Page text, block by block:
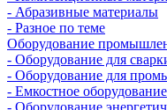
- Абразивные материалы
- Разное по теме
Оборудование
- Оборудование для
- Оборудование для
- Емкостное оборудование
- Оборудование